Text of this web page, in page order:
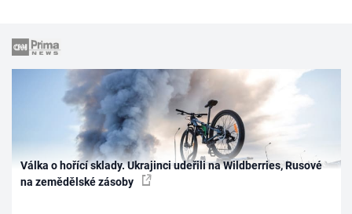
Válka o hořící sklady. Ukrajinci udeřili na Wildberries, Rusové
na zemědělské zásoby